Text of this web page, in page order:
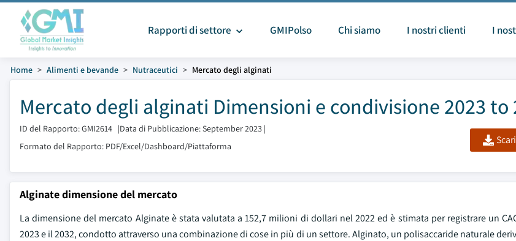
Rapporti di settore GMIPolso Chi siamo I nostri clienti I
Home Alimenti e bevande Nutraceutici Mercato degli alginati
Mercato degli alginati Dimensioni e condivisione 2023 to
ID del Rapporto: GMI2614 |Data di Pubblicazione: September 2023 |
Formato del Rapporto: PDF/Excel/Dashboard/Piattaforma
Alginate dimensione del mercato
La dimensione del mercato Alginate è stata valutata a 152,7 milioni di dollari nel 2022 ed è stimata per registrare un
2023 e il 2032, condotto attraverso una combinazione di cose in più di un settore. Alginato, un polisaccaride naturale